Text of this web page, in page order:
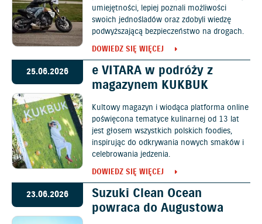
umiejętności, lepiej poznali możliwości
swoich jednośladów oraz zdobyli wiedzę
podwyższającą bezpieczeństwo na drogach.
DOWIEDZ SIĘ WIĘCEJ
25.06.2026
e VITARA w podróży z
magazynem KUKBUK
Kultowy magazyn i wiodąca platforma online
poświęcona tematyce kulinarnej od 13 lat
jest głosem wszystkich polskich foodies,
inspirując do odkrywania nowych smaków i
celebrowania jedzenia.
DOWIEDZ SIĘ WIĘCEJ
23.06.2026
Suzuki Clean Ocean
powraca do Augustowa